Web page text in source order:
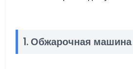
1. Обжарочная